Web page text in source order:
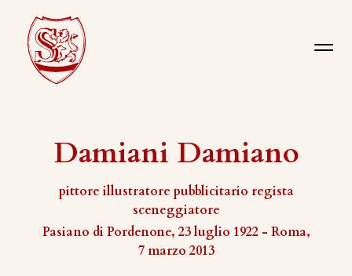
Damiani Damiano
pittore illustratore pubblicitario regista
sceneggiatore
Pasiano di Pordenone, 23 luglio 1922 - Roma,
7 marzo 2013